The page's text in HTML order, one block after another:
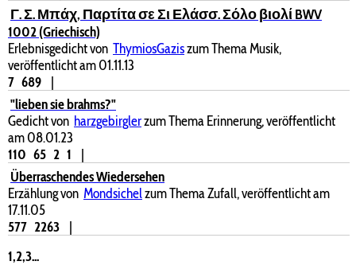
Γ. Σ. Μπάχ, Παρτίτα σε Σι Ελάσσ. Σόλο βιολί BWV
1002 (Griechisch)
Erlebnisgedicht von ThymiosGaziszum Thema Musik,
veröffentlicht am 01.11.13
7 689
|
"lieben sie brahms?"
Gedicht von harzgebirglerzum Thema Erinnerung, veröffentlicht
am 08.01.23
110 65 2 1
|
Überraschendes Wiedersehen
Erzählung von Mondsichelzum Thema Zufall, veröffentlicht am
17.11.05
577 2263
|
1,2,3...